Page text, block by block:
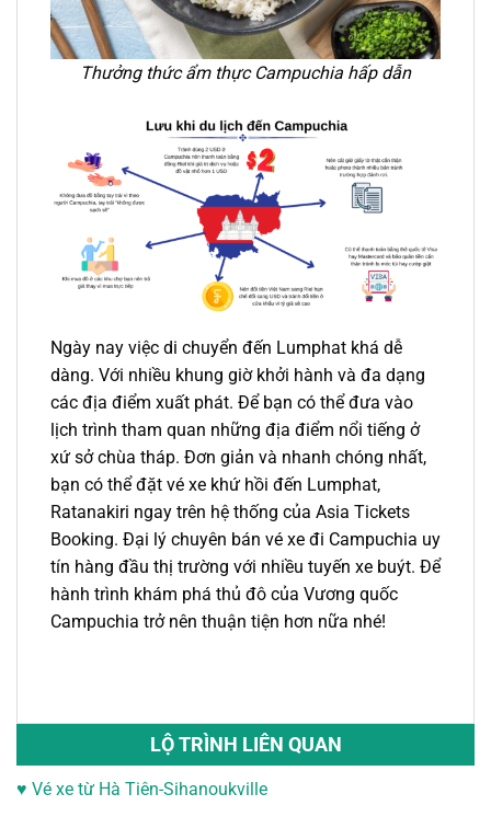
Thưởng thức ẩm thực Campuchia hấp dẫn
Ngày nay việc di chuyển đến Lumphat khá dễ
dàng. Với nhiều khung giờ khởi hành và đa dạng
các địa điểm xuất phát. Để bạn có thể đưa vào
lịch trình tham quan những địa điểm nổi tiếng ở
xứ sở chùa tháp. Đơn giản và nhanh chóng nhất,
bạn có thể đặt vé xe khứ hồi đến Lumphat,
Ratanakiri ngay trên hệ thống của Asia Tickets
Booking. Đại lý chuyên bán vé xe đi Campuchia uy
tín hàng đầu thị trường với nhiều tuyến xe buýt. Để
hành trình khám phá thủ đô của Vương quốc
Campuchia trở nên thuận tiện hơn nữa nhé!
LỘ TRÌNH LIÊN QUAN
♥ Vé xe từ Hà Tiên-Sihanoukville